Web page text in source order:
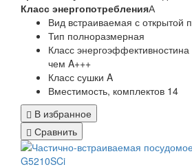
Класс энергопотребленияА
Вид встраиваемая с открытой
Тип полноразмерная
Класс энергоэффективностина
чем A+++
Класс сушки A
Вместимость, комплектов 14
В избранное
Сравнить